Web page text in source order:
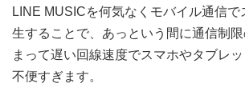
LINE MUSICを何気なくモバイル通信
生することで、あっという間に通信制
まって遅い回線速度でスマホやタブレ
不便すぎます。